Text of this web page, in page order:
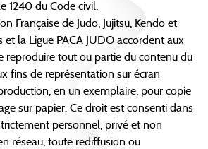
1240 du Code civil.
Française de Judo, Jujitsu, Kendo et
et la Ligue PACA JUDO accordent aux
reproduire tout ou partie du contenu du
fins de représentation sur écran
en un exemplaire, pour copie
sur papier. Ce droit est consenti dans
personnel, privé et non
réseau, toute rediffusion ou